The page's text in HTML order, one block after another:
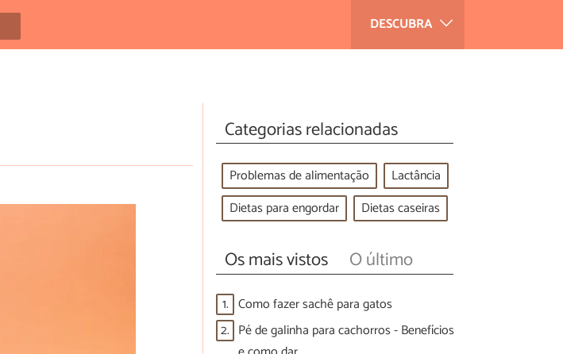
DESCUBRA
Categorias relacionadas
Problemas de alimentação
Lactância
Dietas para engordar
Dietas caseiras
Os mais vistos O último
1. Como fazer sachê para gatos
2. Pé de galinha para cachorros - Benefícios